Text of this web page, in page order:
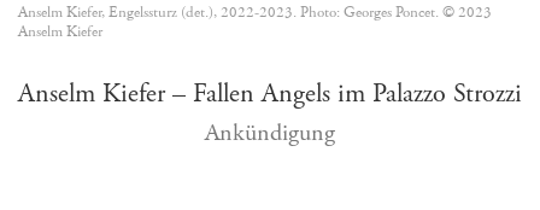
Anselm Kiefer, Engelssturz (det.), 2022-2023. Photo: Georges Poncet. © 2023
Anselm Kiefer
Anselm Kiefer – Fallen Angels im Palazzo Strozzi
Ankündigung